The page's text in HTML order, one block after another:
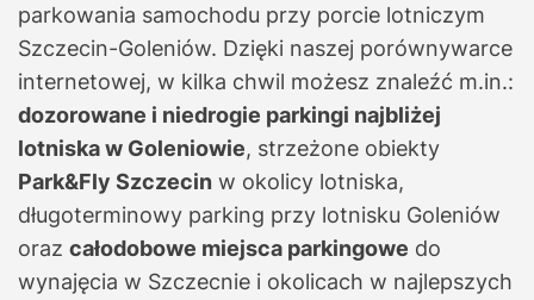
parkowania samochodu przy porcie lotniczym
Szczecin-Goleniów. Dzięki naszej porównywarce
internetowej, w kilka chwil możesz znaleźć m.in.:
dozorowane i niedrogie parkingi najbliżej
lotniska w Goleniowie, strzeżone obiekty
Park&Fly Szczecin w okolicy lotniska,
długoterminowy parking przy lotnisku Goleniów
oraz całodobowe miejsca parkingowe do
wynajęcia w Szczecnie i okolicach w najlepszych